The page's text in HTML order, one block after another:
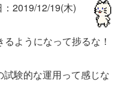
2019/12/19(木)
ようになって捗るな！
験的な運用って感じな